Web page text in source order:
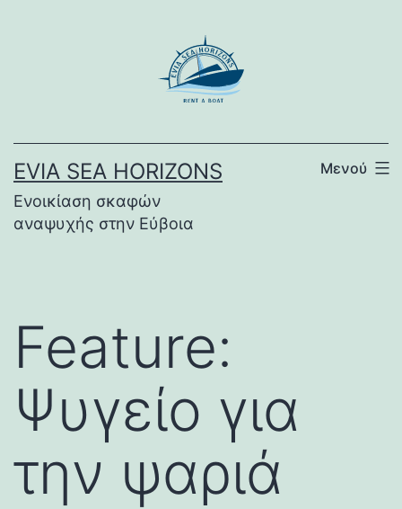
EVIA SEA HORIZONS
Ενοικίαση σκαφών
αναψυχής στην Εύβοια
Μενού
Feature:
Ψυγείο για
την ψαριά